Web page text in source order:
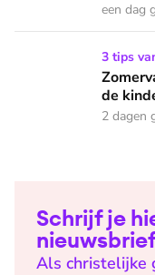
een dag
Zomervakantie? Zó
3 tips
de
2 dagen
Schrijf je
Als christelijke